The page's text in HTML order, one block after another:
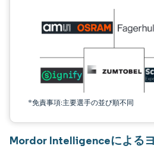
*免責事項:主要選手の並び順不同
Mordor Intelligenceによる